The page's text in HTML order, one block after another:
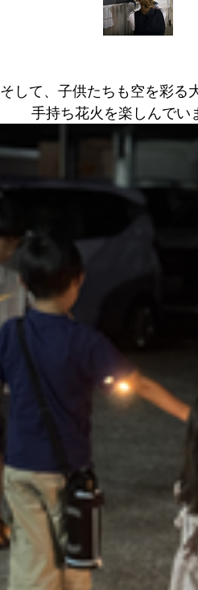
そして、子供たちも​​​​​​空を彩る
手持ち花火を楽しんでい